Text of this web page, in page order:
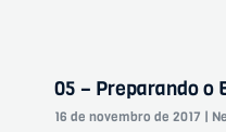
05 – Preparando o
16 de novembro de 2017